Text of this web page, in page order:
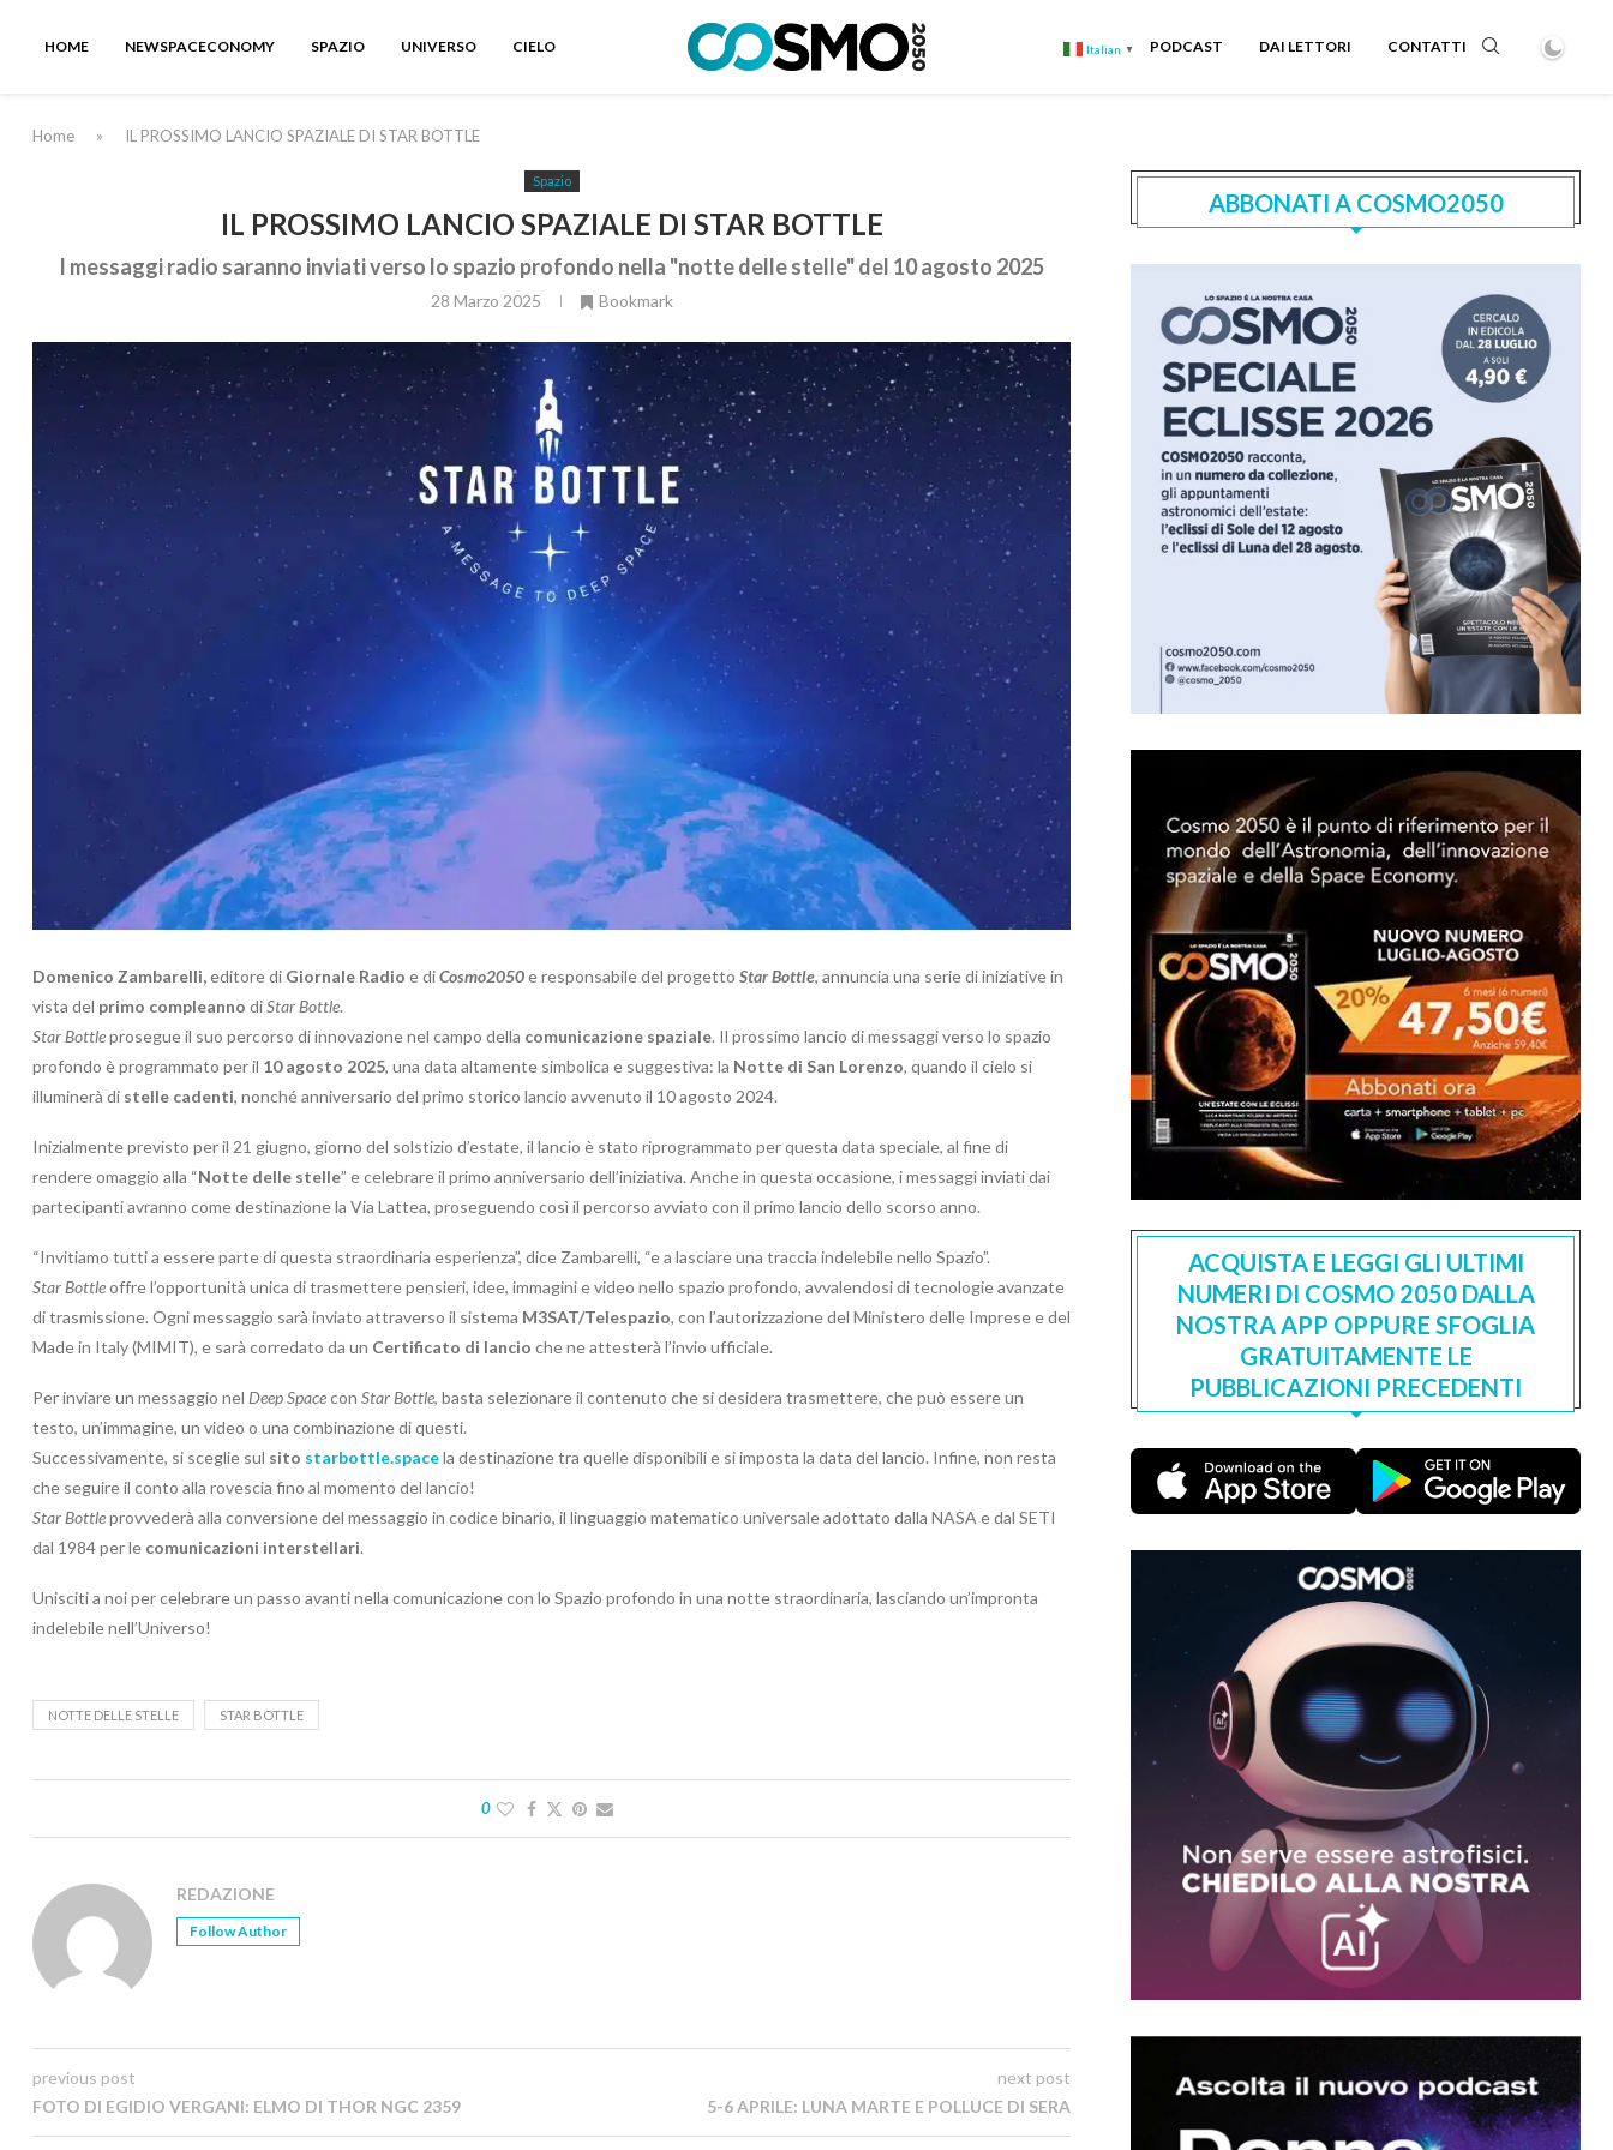
HOME NEWSPACECONOMY SPAZIO UNIVERSO CIELO Italian ▼ PODCAST DAI LETTORI CONTATTI
Home » IL PROSSIMO LANCIO SPAZIALE DI STAR BOTTLE
Spazio
IL PROSSIMO LANCIO SPAZIALE DI STAR BOTTLE
I messaggi radio saranno inviati verso lo spazio profondo nella "notte delle stelle" del 10 agosto 2025
28 Marzo 2025 Bookmark
Domenico Zambarelli,editore di Giornale Radio e diCosmo2050e responsabile del progetto Star Bottle, annuncia una serie di iniziative in
vista del primo compleanno diStar Bottle.
Star Bottleprosegue il suo percorso di innovazione nel campo della comunicazione spaziale. Il prossimo lancio di messaggi verso lo spazio
profondo è programmato per il 10 agosto 2025, una data altamente simbolica e suggestiva: la Notte di San Lorenzo, quando il cielo si
illuminerà di stelle cadenti, nonché anniversario del primo storico lancio avvenuto il 10 agosto 2024.
Inizialmente previsto per il 21 giugno, giorno del solstizio d’estate, il lancio è stato riprogrammato per questa data speciale, al fine di
rendere omaggio alla “Notte delle stelle” e celebrare il primo anniversario dell’iniziativa. Anche in questa occasione, i messaggi inviati dai
partecipanti avranno come destinazione la Via Lattea, proseguendo così il percorso avviato con il primo lancio dello scorso anno.
“Invitiamo tutti a essere parte di questa straordinaria esperienza”, dice Zambarelli, “e a lasciare una traccia indelebile nello Spazio”.
Star Bottleoffre l’opportunità unica di trasmettere pensieri, idee, immagini e video nello spazio profondo, avvalendosi di tecnologie avanzate
di trasmissione. Ogni messaggio sarà inviato attraverso il sistema M3SAT/Telespazio, con l’autorizzazione del Ministero delle Imprese e del
Made in Italy (MIMIT), e sarà corredato da un Certificato di lancio che ne attesterà l’invio ufficiale.
Per inviare un messaggio nel Deep Spacecon Star Bottle, basta selezionare il contenuto che si desidera trasmettere, che può essere un
testo, un’immagine, un video o una combinazione di questi.
Successivamente, si sceglie sul sito starbottle.spacela destinazione tra quelle disponibili e si imposta la data del lancio. Infine, non resta
che seguire il conto alla rovescia fino al momento del lancio!
Star Bottleprovvederà alla conversione del messaggio in codice binario, il linguaggio matematico universale adottato dalla NASA e dal SETI
dal 1984 per le comunicazioni interstellari.
Unisciti a noi per celebrare un passo avanti nella comunicazione con lo Spazio profondo in una notte straordinaria, lasciando un’impronta
indelebile nell’Universo!
NOTTE DELLE STELLE STAR BOTTLE
0
REDAZIONE
Follow Author
previous post
FOTO DI EGIDIO VERGANI: ELMO DI THOR NGC 2359
next post
5-6 APRILE: LUNA MARTE E POLLUCE DI SERA
ABBONATI A COSMO2050
ACQUISTA E LEGGI GLI ULTIMI
NUMERI DI COSMO 2050 DALLA
NOSTRA APP OPPURE SFOGLIA
GRATUITAMENTE LE
PUBBLICAZIONI PRECEDENTI